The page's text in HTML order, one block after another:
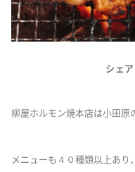
シェア
柳屋ホルモン焼本店は小田原
メニューも４０種類以上あり